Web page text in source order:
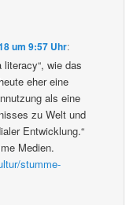
um 9:57 Uhr:
literacy“, wie das
eher eine
als eine
zu Welt und
Entwicklung.“
Medien.
stumme-